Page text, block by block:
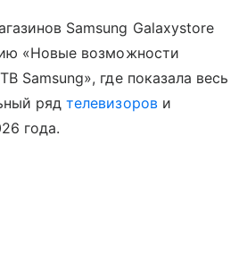
Samsung Galaxystore
«Новые возможности
Samsung», где показала весь
рядтелевизорови
года.